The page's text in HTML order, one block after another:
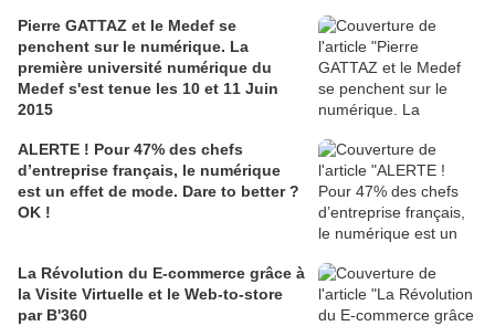
Pierre GATTAZ et le Medef se
penchent sur le numérique. La
première université numérique du
Medef s'est tenue les 10 et 11 Juin
2015
ALERTE ! Pour 47% des chefs
d’entreprise français, le numérique
est un effet de mode. Dare to better ?
OK !
La Révolution du E-commerce grâce à
la Visite Virtuelle et le Web-to-store
par B'360